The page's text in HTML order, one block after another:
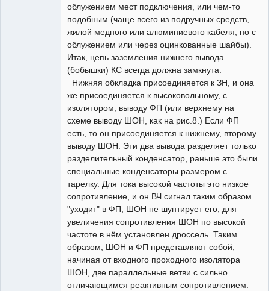
облужением мест подключения, или чем-то
подобным (чаще всего из подручных средств,
жилой медного или алюминиевого кабеля, но с
облужением или через оцинкованные шайбы).
Итак, цепь заземления нижнего вывода
(бобышки) КС всегда должна замкнута.
Нижняя обкладка присоединяется к ЗН, и она
же присоединяется к высоковольному, с
изолятором, выводу ФП (или верхнему на
схеме выводу ШОН, как на рис.8.) Если ФП
есть, то он присоединяется к нижнему, второму
выводу ШОН. Эти два вывода разделяет только
разделительный конденсатор, раньше это были
специальные конденсаторы размером с
тарелку. Для тока высокой частоты это низкое
сопротивление, и он ВЧ сигнал таким образом
"уходит" в ФП, ШОН не шунтирует его, для
увеличения сопротивления ШОН по высокой
частоте в нём установлен дроссель. Таким
образом, ШОН и ФП представляют собой,
начиная от входного проходного изолятора
ШОН, две параллельные ветви с сильно
отличающимся реактивным сопротивлением.